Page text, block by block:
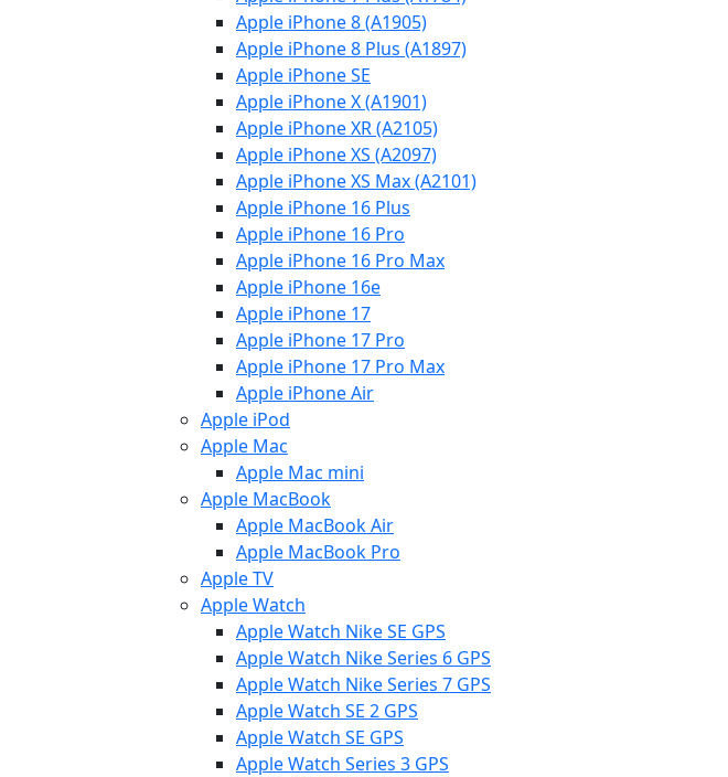
Apple iPhone 8 (A1905)
Apple iPhone 8 Plus (A1897)
Apple iPhone SE
Apple iPhone X (A1901)
Apple iPhone XR (A2105)
Apple iPhone XS (A2097)
Apple iPhone XS Max (A2101)
Apple iPhone 16 Plus
Apple iPhone 16 Pro
Apple iPhone 16 Pro Max
Apple iPhone 16e
Apple iPhone 17
Apple iPhone 17 Pro
Apple iPhone 17 Pro Max
Apple iPhone Air
Apple iPod
Apple Mac
Apple Mac mini
Apple MacBook
Apple MacBook Air
Apple MacBook Pro
Apple TV
Apple Watch
Apple Watch Nike SE GPS
Apple Watch Nike Series 6 GPS
Apple Watch Nike Series 7 GPS
Apple Watch SE 2 GPS
Apple Watch SE GPS
Apple Watch Series 3 GPS